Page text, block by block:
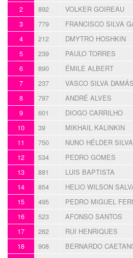
2 892 VOLKER GOIREAU
3 779 FRANCISCO SILVA
4 212 DMYTRO HOSHKIN
5 239 PAULO TORRES
6 890 ÉMILE ALBERT
7 237 VASCO SILVA
8 797 ANDRÉ ALVES
9 601 DIOGO CARRILHO
10 39 MIKHAIL KALINKIN
11 750 NUNO HÉLDER SILVA
12 534 PEDRO GOMES
13 881 LUIS BAPTISTA
14 854 HELIO WILSON
15 495 PEDRO MIGUEL
16 523 AFONSO SANTOS
17 262 RUI HENRIQUES
18 908 BERNARDO